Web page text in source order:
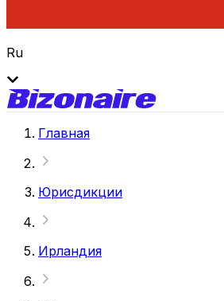
Ru
Главная
Юрисдикции
Ирландия